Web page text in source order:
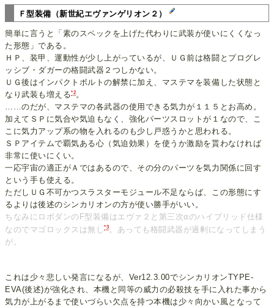
Ｆ型装備（新世紀エヴァンゲリオン２）
簡単に言うと「素のスペックを上げた代わりに武装が使いにくくなっ
た形態」である。
ＨＰ、装甲、運動性が少し上がっているが、ＵＧ前は格闘とプログレ
ッシブ・ダガーの格闘武器２つしかない。
ＵＧ後はインパクトボルトの解禁に加え、マステマを装備した状態と
なり武装も増える*2。
……のだが、マステマの各武器の使用できる気力が１１５とお高め。
加えてＳＰに気合や気迫もなく、強化パーツスロットが１なので、こ
こに気力アップ系の物を入れるのも少し戸惑うかと思われる。
ＳＰアイテムで覇気ある心（気迫効果）を使うか激励を貰わなければ
非常に使いにくい。
一応宇宙の適正がＡではあるので、その分のパーツを気力関係に回す
という手も使える。
ただしＵＧ不可かつスラスターモジュール不足ならば、この形態にす
るよりは後述のシンカリオンの方が使い勝手がいい。
ちなみにロボダンのF型装備はエヴァ２と第三次αのハイブリッド仕様
なのでマゴロックスは無し*3
。あっても格闘武器が過剰になってしまう
が。
これは少々悲しい発言になるが、Ver12.3.00でシンカリオンTYPE-
EVA(後述)が強化され、本機と同等の威力の必殺技を手に入れた事から
気力が上がるまで使いづらい欠点を持つ本機は少々向かい風となって